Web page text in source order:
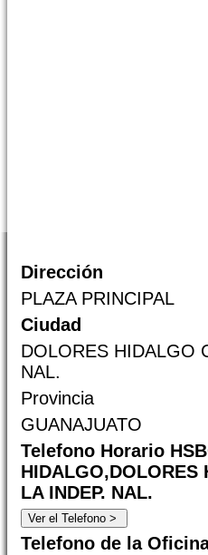
Dirección
PLAZA PRINCIPAL
Ciudad
DOLORES HIDALGO
NAL.
Provincia
GUANAJUATO
Telefono Horario
HIDALGO,DOLORES
LA INDEP. NAL.
Telefono de la